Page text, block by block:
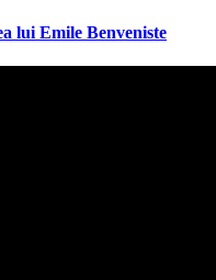
lui Emile Benveniste